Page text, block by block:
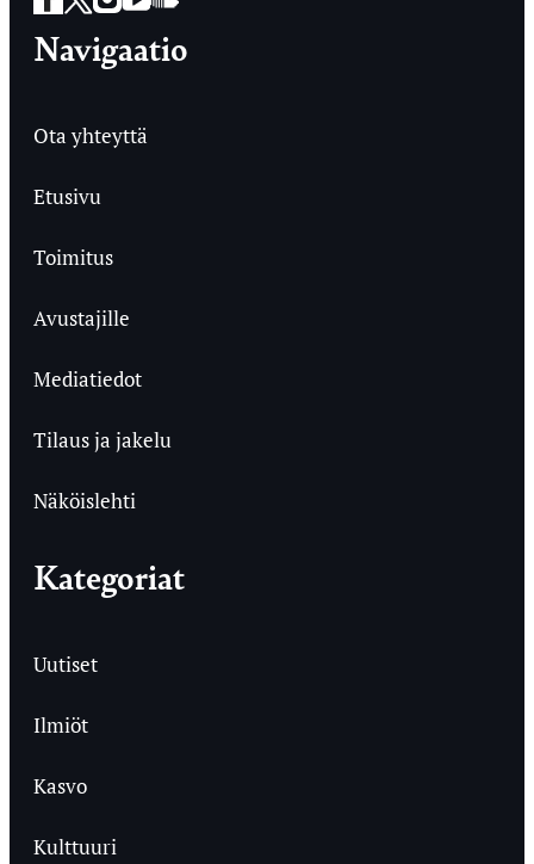
Navigaatio
Ota yhteyttä
Etusivu
Toimitus
Avustajille
Mediatiedot
Tilaus ja jakelu
Näköislehti
Kategoriat
Uutiset
Ilmiöt
Kasvo
Kulttuuri